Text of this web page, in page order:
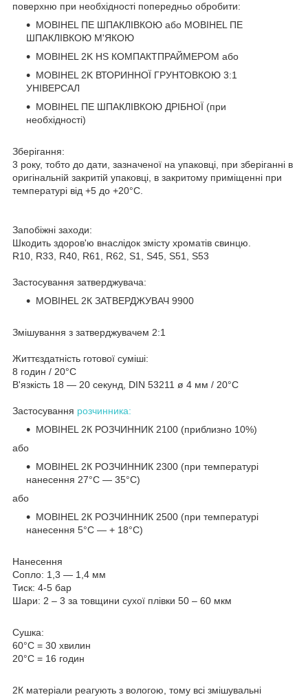
поверхню при необхідності попередньо обробити:
MOBIHEL ПЕ ШПАКЛІВКОЮ або MOBIHEL ПЕ
ШПАКЛІВКОЮ М'ЯКОЮ
MOBIHEL 2K HS КОМПАКТПРАЙМЕРОМ або
MOBIHEL 2K ВТОРИННОЇ ГРУНТОВКОЮ 3:1
УНІВЕРСАЛ
MOBIHEL ПЕ ШПАКЛІВКОЮ ДРІБНОЇ (при
необхідності)
Зберігання:
3 року, тобто до дати, зазначеної на упаковці, при зберіганні в
оригінальній закритій упаковці, в закритому приміщенні при
температурі від +5 до +20°C.
Запобіжні заходи:
Шкодить здоров'ю внаслідок змісту хроматів свинцю.
R10, R33, R40, R61, R62, S1, S45, S51, S53
Застосування затверджувача:
MOBIHEL 2К ЗАТВЕРДЖУВАЧ 9900
Змішування з затверджувачем 2:1
Життєздатність готової суміші:
8 годин / 20°С
В'язкість 18 ― 20 секунд, DIN 53211 ø 4 мм / 20°С
Застосування розчинника:
MOBIHEL 2К РОЗЧИННИК 2100 (приблизно 10%)
або
MOBIHEL 2К РОЗЧИННИК 2300 (при температурі
нанесення 27°С ― 35°С)
або
MOBIHEL 2К РОЗЧИННИК 2500 (при температурі
нанесення 5°С ― + 18°С)
Нанесення
Сопло: 1,3 ― 1,4 мм
Тиск: 4-5 бар
Шари: 2 – 3 за товщини сухої плівки 50 – 60 мкм
Сушка:
60°C = 30 хвилин
20°C = 16 годин
2К матеріали реагують з вологою, тому всі змішувальні